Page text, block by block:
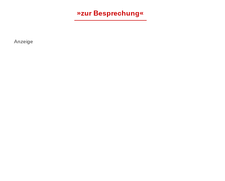
»zur Besprechung«
Anzeige